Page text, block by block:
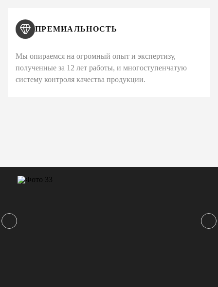
ПРЕМИАЛЬНОСТЬ
Мы опираемся на огромный опыт и экспертизу,
полученные за 12 лет работы, и многоступенчатую
систему контроля качества продукции.